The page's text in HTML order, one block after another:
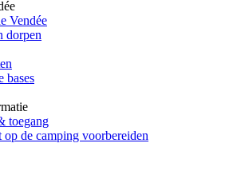
Vendée
dorpen
bases
toegang
op de camping voorbereiden